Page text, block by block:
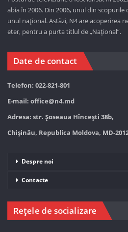
abia în 2006. Din 2006, unul din
unul național. Astăzi, N4 are acoperirea
eter, pentru a purta titlul de „Național”.
Date de contact
Telefon: 022-821-801
E-mail: office@n4.md
Adresa: str. Șoseaua Hînceşti 38b,
Chișinău, Republica Moldova, MD-
Despre noi
Contacte
Rețele de socializare